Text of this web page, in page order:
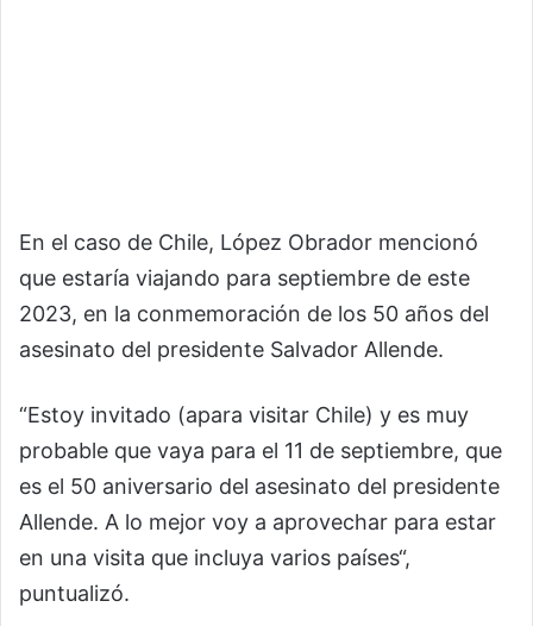
En el caso de Chile, López Obrador mencionó
que estaría viajando para septiembre de este
2023, en la conmemoración de los 50 años del
asesinato del presidente Salvador Allende.
“Estoy invitado (apara visitar Chile) y es muy
probable que vaya para el 11 de septiembre, que
es el 50 aniversario del asesinato del presidente
Allende. A lo mejor voy a aprovechar para estar
en una visita que incluya varios países“,
puntualizó.